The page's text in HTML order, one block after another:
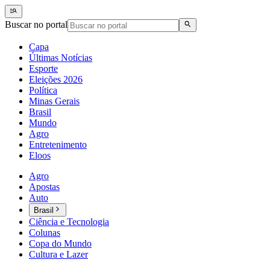
Buscar no portal
Capa
Últimas Notícias
Esporte
Eleições 2026
Política
Minas Gerais
Brasil
Mundo
Agro
Entretenimento
Eloos
Agro
Apostas
Auto
Brasil
Ciência e Tecnologia
Colunas
Copa do Mundo
Cultura e Lazer